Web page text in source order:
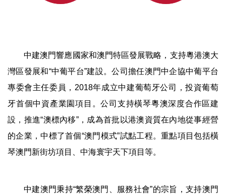
中建澳門響應國家和澳門特區發展戰略，支持粵港澳大
灣區發展和“中葡平台”建設。公司擔任澳門中企協中葡平台
專委會主任委員，2018年成立中建葡萄牙公司，投資葡萄
牙首個中資產業園項目。公司支持橫琴粵澳深度合作區建
設，推進“澳標內移”，成為首批以港澳資質在內地從事經營
的企業，中標了首個“澳門模式”試點工程。重點項目包括橫
琴澳門新街坊項目、中海寰宇天下項目等。
中建澳門秉持“繁榮澳門、服務社會”的宗旨，支持澳門